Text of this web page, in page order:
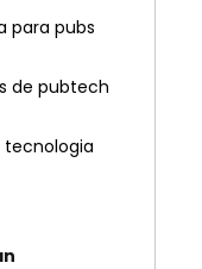
para pubs
de pubtech
tecnologia